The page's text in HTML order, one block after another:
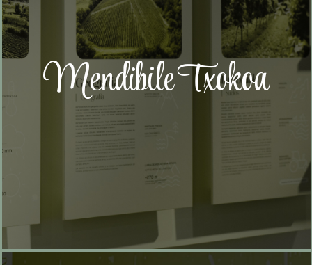
Mendibile Txokoa